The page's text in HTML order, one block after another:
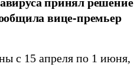
вице-премьер
с 15 апреля по 1 июня,